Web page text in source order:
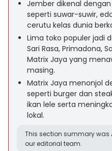
Jember dikenal
seperti suwar-suwir,
cerutu kelas dunia
Lima toko populer jadi
Sari Rasa, Primadona,
Matrix Jaya yang
masing.
Matrix Jaya menonjol
seperti burger dan
ikan lele serta
lokal.
This section summary
our editorial team.